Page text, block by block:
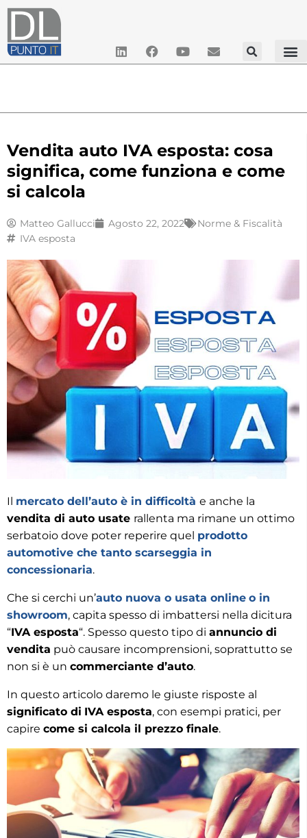
Vendita auto IVA esposta: cosa
significa, come funziona e come
si calcola
Matteo Gallucci Agosto 22, 2022
Norme & Fiscalità
IVA esposta
Il mercato dell’auto è in difficoltà e anche la
vendita di auto usate rallenta ma rimane un ottimo
serbatoio dove poter reperire quel prodotto
automotive che tanto scarseggia in
concessionaria.
Che si cerchi un’auto nuova o usata online o in
showroom, capita spesso di imbattersi nella dicitura
“IVA esposta“. Spesso questo tipo di annuncio di
vendita può causare incomprensioni, soprattutto se
non si è un commerciante d’auto.
In questo articolo daremo le giuste risposte al
significato di IVA esposta, con esempi pratici, per
capire come si calcola il prezzo finale.